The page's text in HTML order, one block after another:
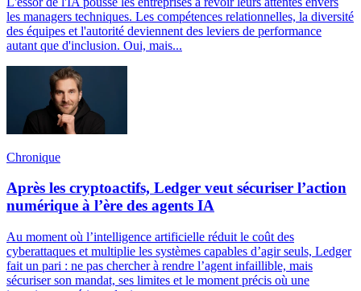
les managers techniques. Les compétences relationnelles, la diversité
des équipes et l'autorité deviennent des leviers de performance
autant que d'inclusion. Oui, mais...
Chronique
Après les cryptoactifs, Ledger veut sécuriser l’action
numérique à l’ère des agents IA
Au moment où l’intelligence artificielle réduit le coût des
cyberattaques et multiplie les systèmes capables d’agir seuls, Ledger
fait un pari : ne pas chercher à rendre l’agent infaillible, mais
sécuriser son mandat, ses limites et le moment précis où une